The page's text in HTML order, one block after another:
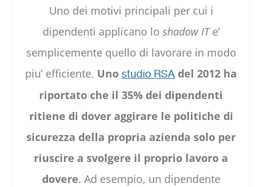
Uno dei motivi principali per cui i
dipendenti applicano lo shadow ITe’
semplicemente quello di lavorare in modo
piu’ efficiente. Uno studio RSA del 2012 ha
riportato che il 35% dei dipendenti
ritiene di dover aggirare le politiche di
sicurezza della propria azienda solo per
riuscire a svolgere il proprio lavoro a
dovere. Ad esempio, un dipendente